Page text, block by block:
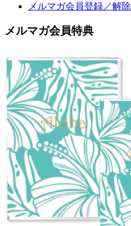
メルマガ会員登録／解除
メルマガ会員特典